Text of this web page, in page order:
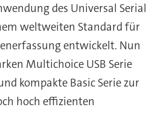
des Universal Serial
weltweiten Standard für
entwickelt. Nun
Multichoice USB Serie
kompakte Basic Serie zur
hoch effizienten